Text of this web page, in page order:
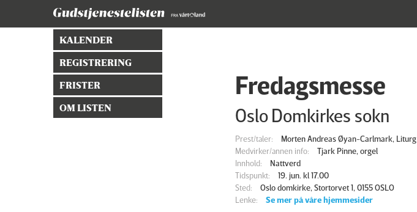
KALENDER
REGISTRERING
FRISTER
OM LISTEN
Fredagsmesse
Oslo Domkirkes sokn
Prest/taler:
Morten Andreas Øyan-Carlmark, Liturg
Medvirker/annen info:
Tjark Pinne, orgel
Innhold:
Nattverd
Tidspunkt:
19. jun. kl 17.00
Sted:
Oslo domkirke, Stortorvet 1, 0155 OSLO
Lenke:
Se mer på våre hjemmesider